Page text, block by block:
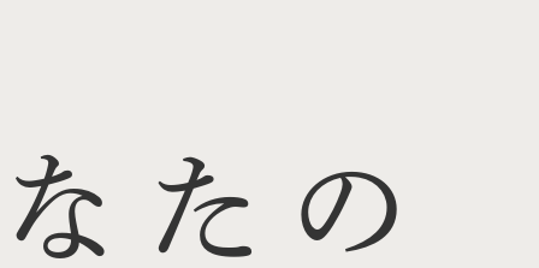
なたの